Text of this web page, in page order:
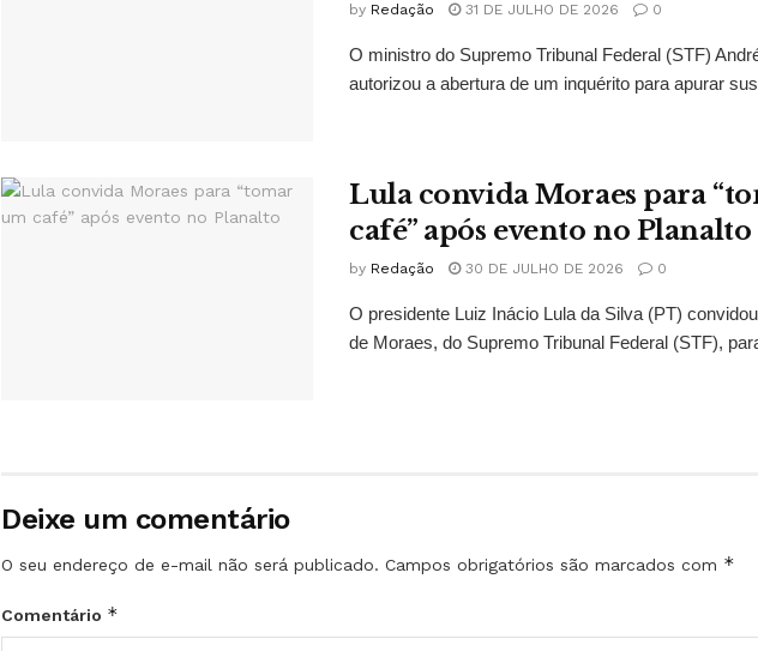
by Redação 31 DE JULHO DE 2026 0
O ministro do Supremo Tribunal Federal (STF)
autorizou a abertura de um inquérito para apurar
Lula convida Moraes para
café” após evento no Planalto
by Redação 30 DE JULHO DE 2026 0
O presidente Luiz Inácio Lula da Silva (PT)
de Moraes, do Supremo Tribunal Federal (STF),
Deixe um comentário
O seu endereço de e-mail não será publicado. Campos obrigatórios são marcados com *
Comentário *